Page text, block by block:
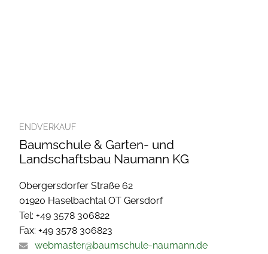
ENDVERKAUF
Baumschule & Garten- und
Landschaftsbau Naumann KG
Obergersdorfer Straße 62
01920 Haselbachtal OT Gersdorf
Tel: +49 3578 306822
Fax: +49 3578 306823
webmaster@baumschule-naumann.de